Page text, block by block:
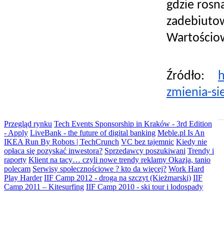
gdzie
Źródło:
zmienia-
Przegląd rynku Tech Events Sponsorship in Kraków - 3rd Edition
- Apply LiveBank - the future of digital banking Meble.pl Is An
IKEA Run By Robots | TechCrunch VC bez tajemnic Kiedy nie
opłaca się pozyskać inwestora? Sprzedawcy poszukiwani Trendy i
raporty Klient na tacy… czyli nowe trendy reklamy Okazja, tanio
polecam Serwisy społecznościowe ? kto da więcej? Work Hard
Play Harder IIF Camp 2012 - droga na szczyt (Kieżmarski) IIF
Camp 2011 – Kitesurfing IIF Camp 2010 - ski tour i lodospady